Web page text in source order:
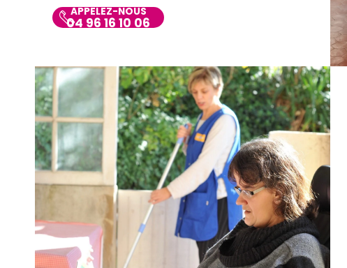
APPELEZ-NOUS
04 96 16 10 06